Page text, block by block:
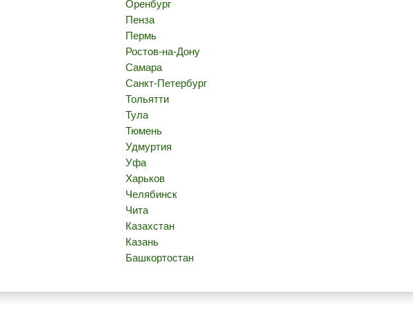
Оренбург
Пенза
Пермь
Ростов-на-Дону
Самара
Санкт-Петербург
Тольятти
Тула
Тюмень
Удмуртия
Уфа
Харьков
Челябинск
Чита
Казахстан
Казань
Башкортостан